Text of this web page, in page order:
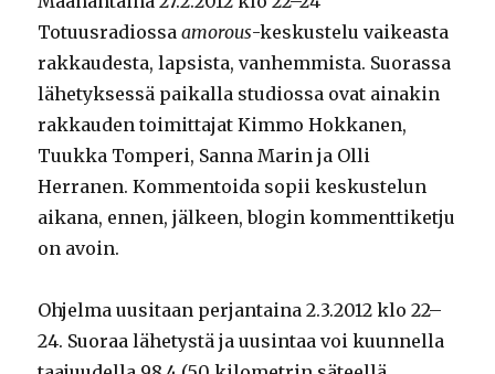
Totuusradiossaamorous-keskustelu vaikeasta
rakkaudesta, lapsista, vanhemmista. Suorassa
lähetyksessä paikalla studiossa ovat ainakin
rakkauden toimittajat Kimmo Hokkanen,
Tuukka Tomperi, Sanna Marin ja Olli
Herranen. Kommentoida sopii keskustelun
aikana, ennen, jälkeen, blogin kommenttiketju
on avoin.
Ohjelma uusitaan perjantaina 2.3.2012 klo 22–
24. Suoraa lähetystä ja uusintaa voi kuunnella